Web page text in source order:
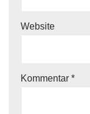
Website
Kommentar *